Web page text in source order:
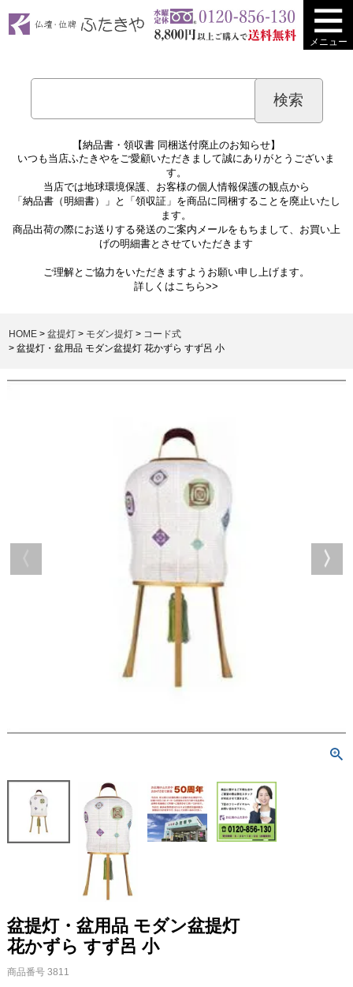
メニュー
【納品書・領収書 同梱送付廃止のお知らせ】
いつも当店ふたきやをご愛顧いただきまして誠にありがとうございま
す。
当店では地球環境保護、お客様の個人情報保護の観点から
「納品書（明細書）」と「領収証」を商品に同梱することを廃止いたし
ます。
商品出荷の際にお送りする発送のご案内メールをもちまして、お買い上
げの明細書とさせていただきます
ご理解とご協力をいただきますようお願い申し上げます。
詳しくはこちら>>
HOME 盆提灯 モダン提灯
コード式
盆提灯・盆用品 モダン盆提灯 花かずら すず呂 小
盆提灯・盆用品 モダン盆提灯
花かずら すず呂 小
商品番号 3811